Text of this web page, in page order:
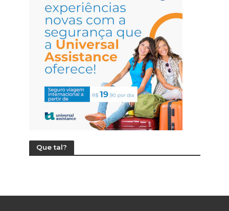
Que tal?